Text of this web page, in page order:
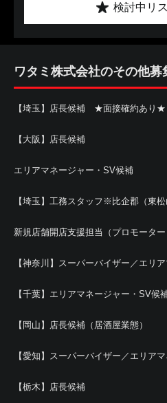
検討中リ
ワタミ株式会社のその他募
【埼玉】店長候補 ★面接確約あり★
【大阪】店長候補
エリアマネージャー・SV候補
【埼玉】工務スタッフ※比企郡（東松
新規店舗開店支援担当（プロモーター
【神奈川】スーパーバイザー／エリ
【千葉】エリアマネージャー・SV
【岡山】店長候補（居酒屋業態）
【愛知】スーパーバイザー／エリア
【栃木】店長候補